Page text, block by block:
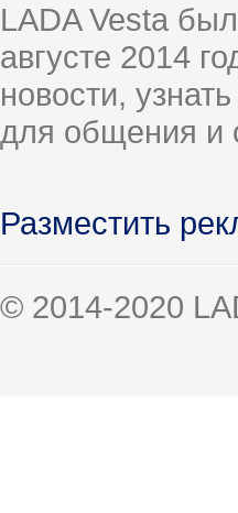
LADA Vesta
августе 2014
новости,
для общения и
Разместить
© 2014-2020